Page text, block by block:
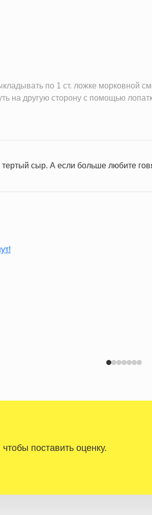
по 1 ст. ложке морковной
на другую сторону с помощью
сыр. А если больше любите
чтобы поставить оценку.